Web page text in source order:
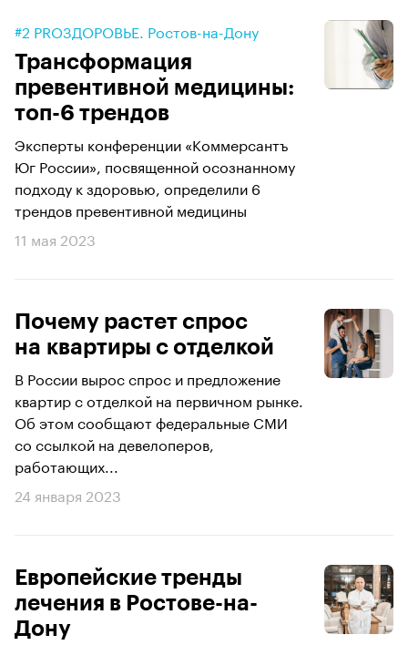
#2 PROЗДОРОВЬЕ. Ростов-на-Дону
Трансформация
превентивной медицины:
топ-6 трендов
Эксперты конференции «Коммерсантъ
Юг России», посвященной осознанному
подходу к здоровью, определили 6
трендов превентивной медицины
11 мая 2023
Почему растет спрос
на квартиры с отделкой
В России вырос спрос и предложение
квартир с отделкой на первичном рынке.
Об этом сообщают федеральные СМИ
со ссылкой на девелоперов,
работающих...
24 января 2023
Европейские тренды
лечения в Ростове-на-
Дону